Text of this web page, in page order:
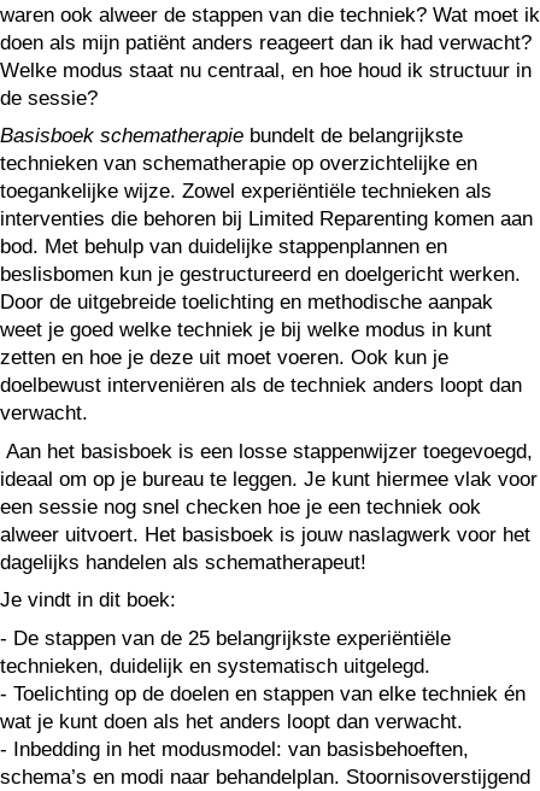
waren ook alweer de stappen van die techniek? Wat moet ik
doen als mijn patiënt anders reageert dan ik had verwacht?
Welke modus staat nu centraal, en hoe houd ik structuur in
de sessie?
Basisboek schematherapie bundelt de belangrijkste
technieken van schematherapie op overzichtelijke en
toegankelijke wijze. Zowel experiëntiële technieken als
interventies die behoren bij Limited Reparenting komen aan
bod. Met behulp van duidelijke stappenplannen en
beslisbomen kun je gestructureerd en doelgericht werken.
Door de uitgebreide toelichting en methodische aanpak
weet je goed welke techniek je bij welke modus in kunt
zetten en hoe je deze uit moet voeren. Ook kun je
doelbewust interveniëren als de techniek anders loopt dan
verwacht.
Aan het basisboek is een losse stappenwijzer toegevoegd,
ideaal om op je bureau te leggen. Je kunt hiermee vlak voor
een sessie nog snel checken hoe je een techniek ook
alweer uitvoert. Het basisboek is jouw naslagwerk voor het
dagelijks handelen als schematherapeut!
Je vindt in dit boek:
- De stappen van de 25 belangrijkste experiëntiële
technieken, duidelijk en systematisch uitgelegd.
- Toelichting op de doelen en stappen van elke techniek én
wat je kunt doen als het anders loopt dan verwacht.
- Inbedding in het modusmodel: van basisbehoeften,
schema’s en modi naar behandelplan. Stoornisoverstijgend